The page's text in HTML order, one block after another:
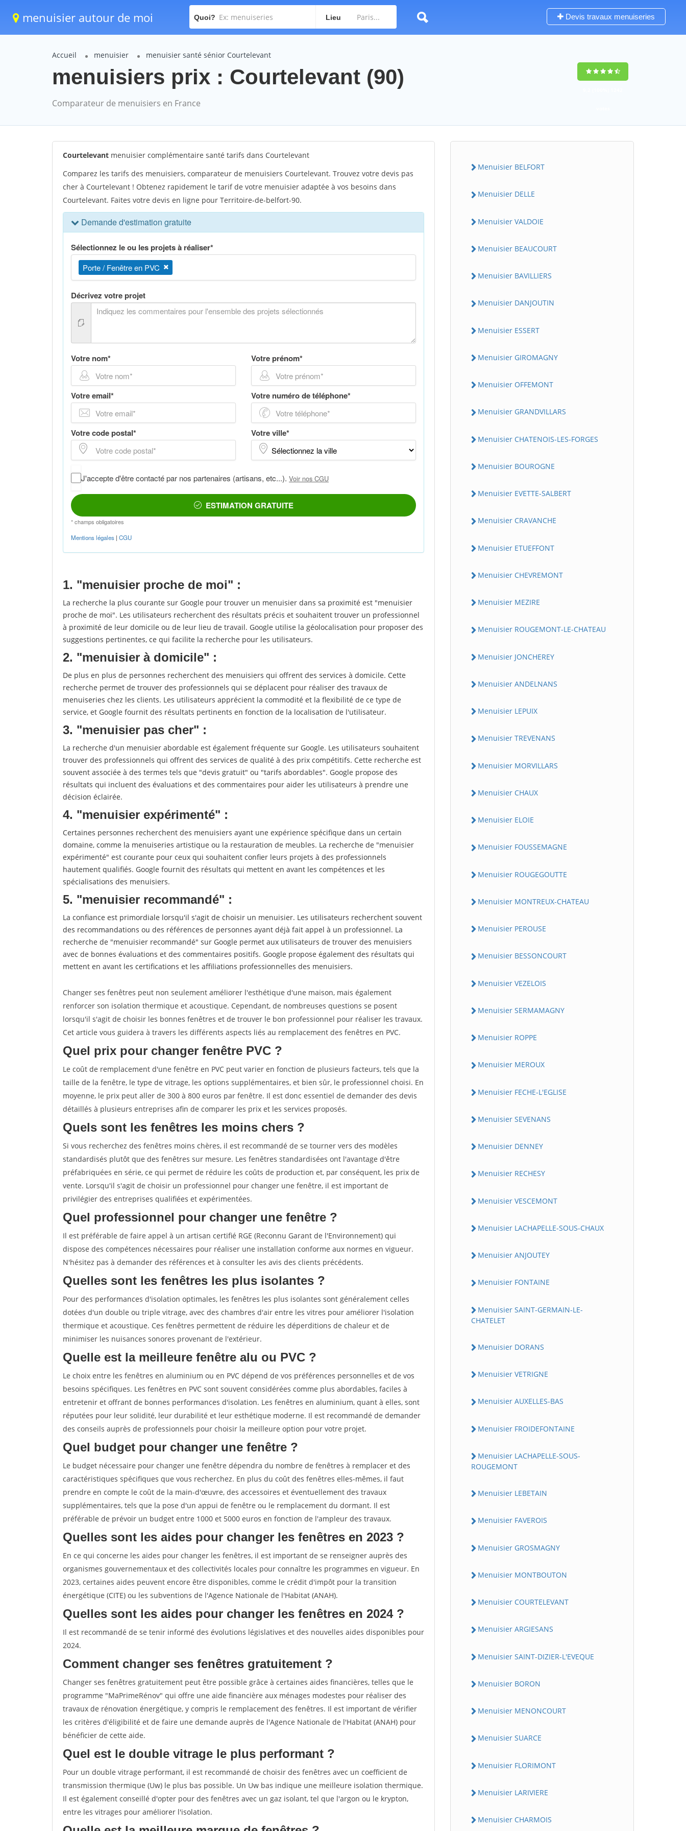
menuisier autour de moi Quoi? Lieu Devis travaux menuiseries
Accueil menuisier menuisier santé sénior Courtelevant
menuisiers prix : Courtelevant (90)
Comparateur de menuisiers en France
Courtelevant menuisier complémentaire santé tarifs dans Courtelevant
Comparez les tarifs des menuisiers, comparateur de menuisiers Courtelevant. Trouvez votre devis pas
cher à Courtelevant ! Obtenez rapidement le tarif de votre menuisier adaptée à vos besoins dans
Courtelevant. Faites votre devis en ligne pour Territoire-de-belfort-90.
1. "menuisier proche de moi" :
La recherche la plus courante sur Google pour trouver un menuisier dans sa proximité est "menuisier
proche de moi". Les utilisateurs recherchent des résultats précis et souhaitent trouver un professionnel
à proximité de leur domicile ou de leur lieu de travail. Google utilise la géolocalisation pour proposer des
suggestions pertinentes, ce qui facilite la recherche pour les utilisateurs.
2. "menuisier à domicile" :
De plus en plus de personnes recherchent des menuisiers qui offrent des services à domicile. Cette
recherche permet de trouver des professionnels qui se déplacent pour réaliser des travaux de
menuiseries chez les clients. Les utilisateurs apprécient la commodité et la flexibilité de ce type de
service, et Google fournit des résultats pertinents en fonction de la localisation de l'utilisateur.
3. "menuisier pas cher" :
La recherche d'un menuisier abordable est également fréquente sur Google. Les utilisateurs souhaitent
trouver des professionnels qui offrent des services de qualité à des prix compétitifs. Cette recherche est
souvent associée à des termes tels que "devis gratuit" ou "tarifs abordables". Google propose des
résultats qui incluent des évaluations et des commentaires pour aider les utilisateurs à prendre une
décision éclairée.
4. "menuisier expérimenté" :
Certaines personnes recherchent des menuisiers ayant une expérience spécifique dans un certain
domaine, comme la menuiseries artistique ou la restauration de meubles. La recherche de "menuisier
expérimenté" est courante pour ceux qui souhaitent confier leurs projets à des professionnels
hautement qualifiés. Google fournit des résultats qui mettent en avant les compétences et les
spécialisations des menuisiers.
5. "menuisier recommandé" :
La confiance est primordiale lorsqu'il s'agit de choisir un menuisier. Les utilisateurs recherchent souvent
des recommandations ou des références de personnes ayant déjà fait appel à un professionnel. La
recherche de "menuisier recommandé" sur Google permet aux utilisateurs de trouver des menuisiers
avec de bonnes évaluations et des commentaires positifs. Google propose également des résultats qui
mettent en avant les certifications et les affiliations professionnelles des menuisiers.
Changer ses fenêtres peut non seulement améliorer l'esthétique d'une maison, mais également
renforcer son isolation thermique et acoustique. Cependant, de nombreuses questions se posent
lorsqu'il s'agit de choisir les bonnes fenêtres et de trouver le bon professionnel pour réaliser les travaux.
Cet article vous guidera à travers les différents aspects liés au remplacement des fenêtres en PVC.
Quel prix pour changer fenêtre PVC ?
Le coût de remplacement d'une fenêtre en PVC peut varier en fonction de plusieurs facteurs, tels que la
taille de la fenêtre, le type de vitrage, les options supplémentaires, et bien sûr, le professionnel choisi. En
moyenne, le prix peut aller de 300 à 800 euros par fenêtre. Il est donc essentiel de demander des devis
détaillés à plusieurs entreprises afin de comparer les prix et les services proposés.
Quels sont les fenêtres les moins chers ?
Si vous recherchez des fenêtres moins chères, il est recommandé de se tourner vers des modèles
standardisés plutôt que des fenêtres sur mesure. Les fenêtres standardisées ont l'avantage d'être
préfabriquées en série, ce qui permet de réduire les coûts de production et, par conséquent, les prix de
vente. Lorsqu'il s'agit de choisir un professionnel pour changer une fenêtre, il est important de
privilégier des entreprises qualifiées et expérimentées.
Quel professionnel pour changer une fenêtre ?
Il est préférable de faire appel à un artisan certifié RGE (Reconnu Garant de l'Environnement) qui
dispose des compétences nécessaires pour réaliser une installation conforme aux normes en vigueur.
N'hésitez pas à demander des références et à consulter les avis des clients précédents.
Quelles sont les fenêtres les plus isolantes ?
Pour des performances d'isolation optimales, les fenêtres les plus isolantes sont généralement celles
dotées d'un double ou triple vitrage, avec des chambres d'air entre les vitres pour améliorer l'isolation
thermique et acoustique. Ces fenêtres permettent de réduire les déperditions de chaleur et de
minimiser les nuisances sonores provenant de l'extérieur.
Quelle est la meilleure fenêtre alu ou PVC ?
Le choix entre les fenêtres en aluminium ou en PVC dépend de vos préférences personnelles et de vos
besoins spécifiques. Les fenêtres en PVC sont souvent considérées comme plus abordables, faciles à
entretenir et offrant de bonnes performances d'isolation. Les fenêtres en aluminium, quant à elles, sont
réputées pour leur solidité, leur durabilité et leur esthétique moderne. Il est recommandé de demander
des conseils auprès de professionnels pour choisir la meilleure option pour votre projet.
Quel budget pour changer une fenêtre ?
Le budget nécessaire pour changer une fenêtre dépendra du nombre de fenêtres à remplacer et des
caractéristiques spécifiques que vous recherchez. En plus du coût des fenêtres elles-mêmes, il faut
prendre en compte le coût de la main-d'œuvre, des accessoires et éventuellement des travaux
supplémentaires, tels que la pose d'un appui de fenêtre ou le remplacement du dormant. Il est
préférable de prévoir un budget entre 1000 et 5000 euros en fonction de l'ampleur des travaux.
Quelles sont les aides pour changer les fenêtres en 2023 ?
En ce qui concerne les aides pour changer les fenêtres, il est important de se renseigner auprès des
organismes gouvernementaux et des collectivités locales pour connaître les programmes en vigueur. En
2023, certaines aides peuvent encore être disponibles, comme le crédit d'impôt pour la transition
énergétique (CITE) ou les subventions de l'Agence Nationale de l'Habitat (ANAH).
Quelles sont les aides pour changer les fenêtres en 2024 ?
Il est recommandé de se tenir informé des évolutions législatives et des nouvelles aides disponibles pour
2024.
Comment changer ses fenêtres gratuitement ?
Changer ses fenêtres gratuitement peut être possible grâce à certaines aides financières, telles que le
programme "MaPrimeRénov" qui offre une aide financière aux ménages modestes pour réaliser des
travaux de rénovation énergétique, y compris le remplacement des fenêtres. Il est important de vérifier
les critères d'éligibilité et de faire une demande auprès de l'Agence Nationale de l'Habitat (ANAH) pour
bénéficier de cette aide.
Quel est le double vitrage le plus performant ?
Pour un double vitrage performant, il est recommandé de choisir des fenêtres avec un coefficient de
transmission thermique (Uw) le plus bas possible. Un Uw bas indique une meilleure isolation thermique.
Il est également conseillé d'opter pour des fenêtres avec un gaz isolant, tel que l'argon ou le krypton,
entre les vitrages pour améliorer l'isolation.
Menuisier BELFORT
Menuisier DELLE
Menuisier VALDOIE
Menuisier BEAUCOURT
Menuisier BAVILLIERS
Menuisier DANJOUTIN
Menuisier ESSERT
Menuisier GIROMAGNY
Menuisier OFFEMONT
Menuisier GRANDVILLARS
Menuisier CHATENOIS-LES-FORGES
Menuisier BOUROGNE
Menuisier EVETTE-SALBERT
Menuisier CRAVANCHE
Menuisier ETUEFFONT
Menuisier CHEVREMONT
Menuisier MEZIRE
Menuisier ROUGEMONT-LE-CHATEAU
Menuisier JONCHEREY
Menuisier ANDELNANS
Menuisier LEPUIX
Menuisier TREVENANS
Menuisier MORVILLARS
Menuisier CHAUX
Menuisier ELOIE
Menuisier FOUSSEMAGNE
Menuisier ROUGEGOUTTE
Menuisier MONTREUX-CHATEAU
Menuisier PEROUSE
Menuisier BESSONCOURT
Menuisier VEZELOIS
Menuisier SERMAMAGNY
Menuisier ROPPE
Menuisier MEROUX
Menuisier FECHE-L'EGLISE
Menuisier SEVENANS
Menuisier DENNEY
Menuisier RECHESY
Menuisier VESCEMONT
Menuisier LACHAPELLE-SOUS-CHAUX
Menuisier ANJOUTEY
Menuisier FONTAINE
Menuisier SAINT-GERMAIN-LE-
CHATELET
Menuisier DORANS
Menuisier VETRIGNE
Menuisier AUXELLES-BAS
Menuisier FROIDEFONTAINE
Menuisier LACHAPELLE-SOUS-
ROUGEMONT
Menuisier LEBETAIN
Menuisier FAVEROIS
Menuisier GROSMAGNY
Menuisier MONTBOUTON
Menuisier COURTELEVANT
Menuisier ARGIESANS
Menuisier SAINT-DIZIER-L'EVEQUE
Menuisier BORON
Menuisier MENONCOURT
Menuisier SUARCE
Menuisier FLORIMONT
Menuisier LARIVIERE
Menuisier CHARMOIS